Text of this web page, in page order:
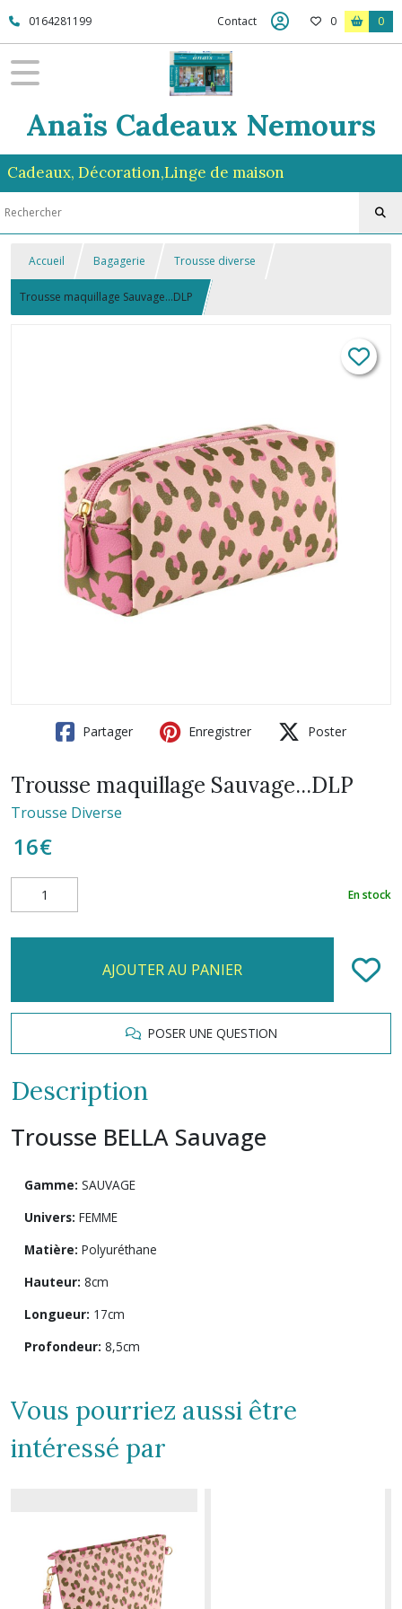
0164281199 Contact 0 0
Anaïs Cadeaux Nemours
Cadeaux, Décoration,Linge de maison
Accueil Bagagerie Trousse diverse
Trousse maquillage Sauvage...DLP
Partager Enregistrer Poster
Trousse maquillage Sauvage...DLP
Trousse Diverse
16€
En stock
AJOUTER AU PANIER
POSER UNE QUESTION
Description
Trousse BELLA Sauvage
Gamme: SAUVAGE
Univers: FEMME
Matière: Polyuréthane
Hauteur: 8cm
Longueur: 17cm
Profondeur: 8,5cm
Vous pourriez aussi être
intéressé par